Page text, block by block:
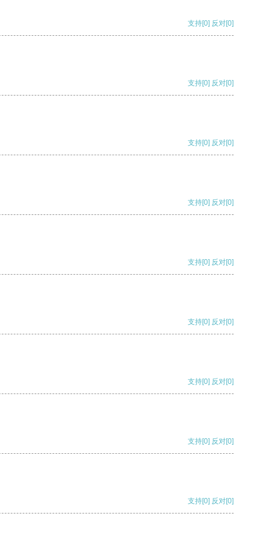
支持[0] 反对[0]
支持[0] 反对[0]
支持[0] 反对[0]
支持[0] 反对[0]
支持[0] 反对[0]
支持[0] 反对[0]
支持[0] 反对[0]
支持[0] 反对[0]
支持[0] 反对[0]